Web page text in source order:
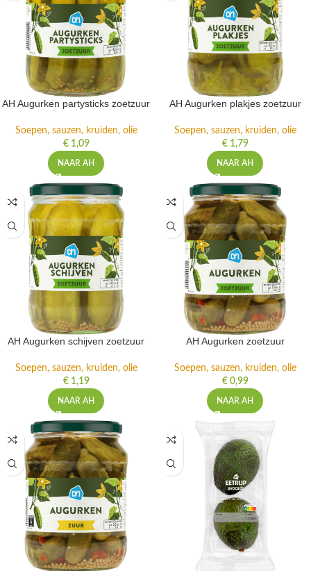
AH Augurken partysticks zoetzuur
Soepen, sauzen, kruiden, olie
€1,09
NAAR AH
AH Augurken plakjes zoetzuur
Soepen, sauzen, kruiden, olie
€1,79
NAAR AH
AH Augurken schijven zoetzuur
Soepen, sauzen, kruiden, olie
€1,19
NAAR AH
AH Augurken zoetzuur
Soepen, sauzen, kruiden, olie
€0,99
NAAR AH